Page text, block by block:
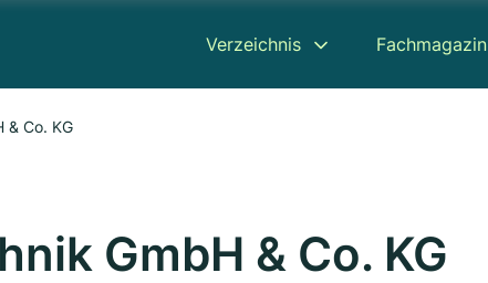
Verzeichnis Fachmagazin
& Co. KG
GmbH & Co. KG